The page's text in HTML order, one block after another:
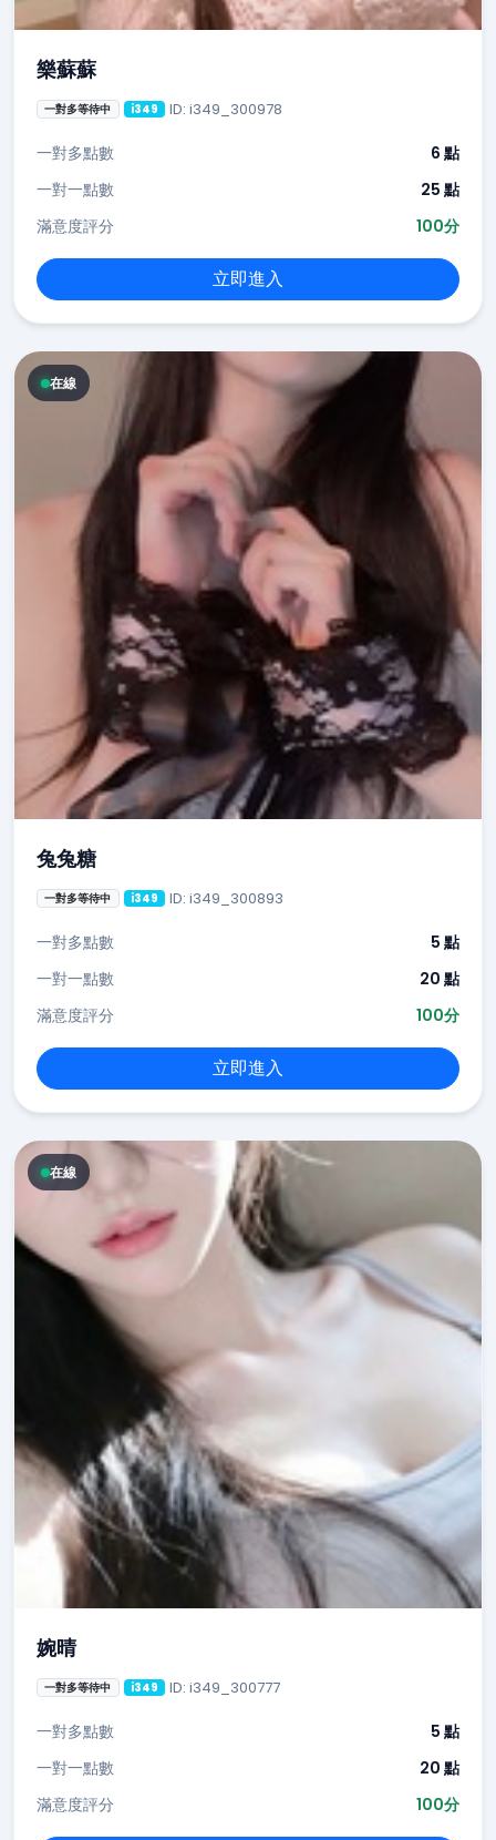
樂蘇蘇
一對多等待中 i349 ID: i349_300978
一對多點數
6 點
一對一點數
25 點
滿意度評分
100分
立即進入
在線
兔兔糖
一對多等待中 i349 ID: i349_300893
一對多點數
5 點
一對一點數
20 點
滿意度評分
100分
立即進入
在線
婉晴
一對多等待中 i349 ID: i349_300777
一對多點數
5 點
一對一點數
20 點
滿意度評分
100分